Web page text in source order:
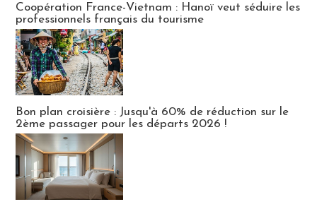
Coopération France-Vietnam : Hanoï veut séduire les
professionnels français du tourisme
Bon plan croisière : Jusqu'à 60% de réduction sur le
2ème passager pour les départs 2026 !